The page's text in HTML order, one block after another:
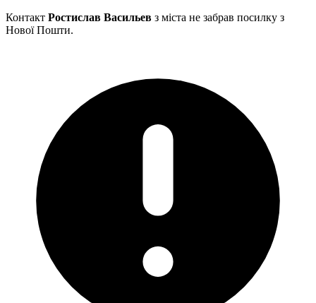
Контакт Ростислав Васильев з міста не забрав посилку з
Нової Пошти.